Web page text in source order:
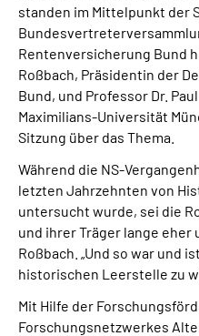
Inhalte in
Leichte Sprache
Mein
standen im Mittelpunkt der
Rentenversicherung Bund
Roßbach, Präsidentin der
Bund, und Professor Dr.
Maximilians-Universität
Sitzung über das Thema.
Während die NS-
letzten Jahrzehnten von
untersucht wurde, sei die
und ihrer Träger lange
Roßbach. „Und so war und
historischen Leerstelle zu
Mit Hilfe der
Forschungsnetzwerkes